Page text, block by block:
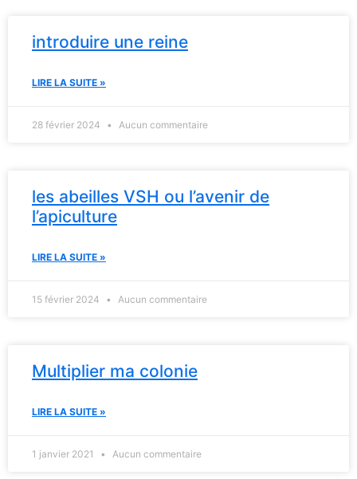
introduire une reine
LIRE LA SUITE »
28 février 2024 Aucun commentaire
les abeilles VSH ou l’avenir de
l’apiculture
LIRE LA SUITE »
15 février 2024 Aucun commentaire
Multiplier ma colonie
LIRE LA SUITE »
1 janvier 2021 Aucun commentaire